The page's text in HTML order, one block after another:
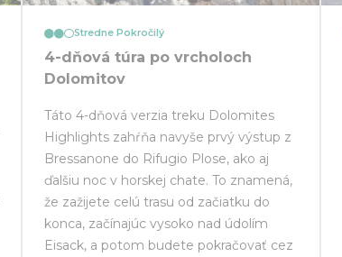
Stredne Pokročilý
4-dňová túra po vrcholoch
Dolomitov
Táto 4-dňová verzia treku Dolomites
Highlights zahŕňa navyše prvý výstup z
Bressanone do Rifugio Plose, ako aj
ďalšiu noc v horskej chate. To znamená,
že zažijete celú trasu od začiatku do
konca, začínajúc vysoko nad údolím
Eisack, a potom budete pokračovať cez